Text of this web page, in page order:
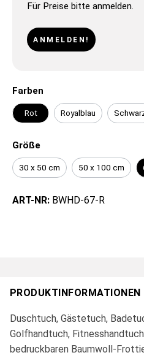
Für Preise bitte anmelden.
ANMELDEN!
Farben
Rot Royalblau
Größe
30 x 50 cm 50 x 100 cm
ART-NR: BWHD-67-R
PRODUKTINFORMATIONEN
Duschtuch, Gästetuch,
Golfhandtuch,
bedruckbaren Baumwoll-